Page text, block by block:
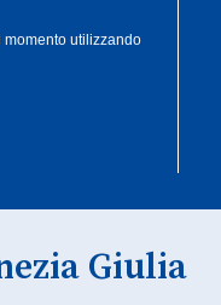
Giulia